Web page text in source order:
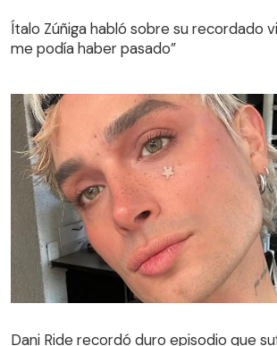
Ítalo Zúñiga habló sobre su recordado
me podía haber pasado”
Dani Ride recordó duro episodio que